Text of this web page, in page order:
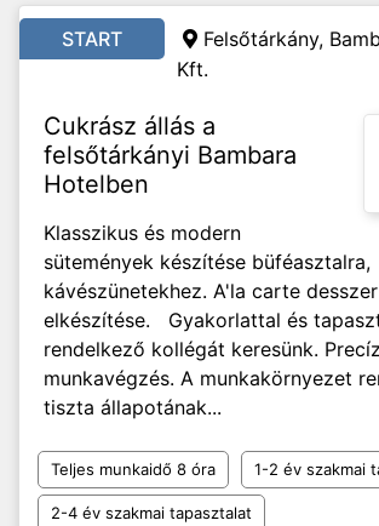
START
Felsőtárkány,
Kft.
Cukrász állás a
felsőtárkányi Bambara
Hotelben
Klasszikus és modern
sütemények készítése büféasztalra,
kávészünetekhez. A'la carte
elkészítése. Gyakorlattal és
rendelkező kollégát keresünk.
munkavégzés. A munkakörnyezet
tiszta állapotának...
Teljes munkaidő 8 óra 1-2 év szakmai
2-4 év szakmai tapasztalat